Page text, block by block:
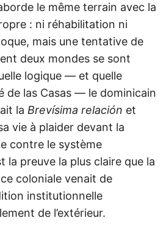
le même terrain avec la
: ni réhabilitation ni
mais une tentative de
deux mondes se sont
logique — et quelle
de las Casas — le dominicain
la Brevísima relación et
vie à plaider devant la
contre le système
la preuve la plus claire que la
coloniale venait de
institutionnelle
de l’extérieur.